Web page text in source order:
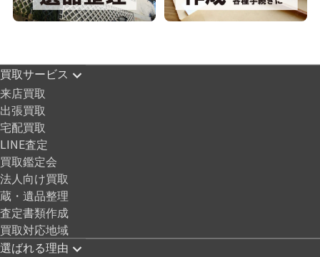
買取サービス
来店買取
出張買取
宅配買取
LINE査定
買取鑑定会
法人向け買取
蔵・遺品整理
査定書類作成
買取対応地域
選ばれる理由